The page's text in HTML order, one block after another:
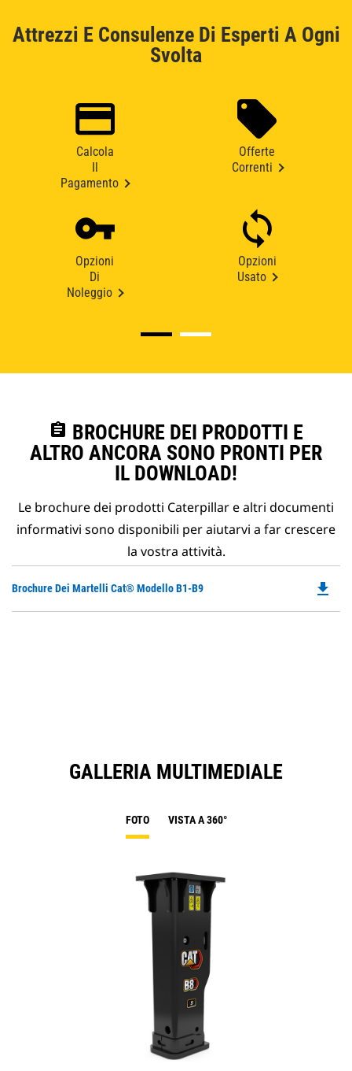
Attrezzi E Consulenze Di Esperti A Ogni
Svolta
Calcola
Pagamento
Offerte
Correnti
Opzioni
Di
Noleggio
Opzioni
Usato
assignment BROCHURE DEI PRODOTTI E
ALTRO ANCORA SONO PRONTI PER
IL DOWNLOAD!
Le brochure dei prodotti Caterpillar e altri documenti
informativi sono disponibili per aiutarvi a far crescere
la vostra attività.
Brochure Dei Martelli Cat® Modello B1-B9 file_download
GALLERIA MULTIMEDIALE
FOTO VISTA A 360°